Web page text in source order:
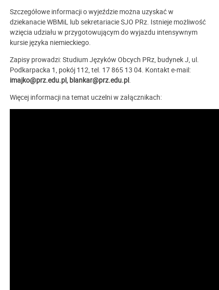
Szczegółowe informacji o wyjeździe można uzyskać w
dziekanacie WBMiL lub sekretariacie SJO PRz. Istnieje możliwość
wzięcia udziału w przygotowującym do wyjazdu intensywnym
kursie języka niemieckiego.
Zapisy prowadzi: Studium Języków Obcych PRz, budynek J, ul.
Podkarpacka 1, pokój 112, tel. 17 865 13 04. Kontakt e-mail:
imajko@prz.edu.pl, blankar@prz.edu.pl.
Więcej informacji na temat uczelni w załącznikach: